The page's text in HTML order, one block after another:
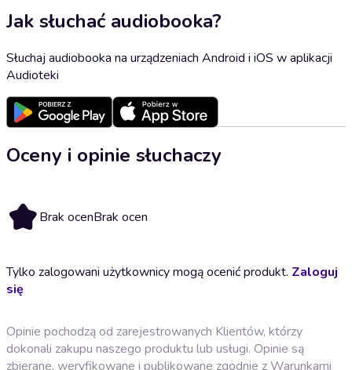
Jak słuchać audiobooka?
Słuchaj audiobooka na urządzeniach Android i iOS w aplikacji
Audioteki
Oceny i opinie słuchaczy
Brak ocenBrak ocen
Tylko zalogowani użytkownicy mogą ocenić produkt. Zaloguj
się
Opinie pochodzą od zarejestrowanych Klientów, którzy
dokonali zakupu naszego produktu lub usługi. Opinie są
zbierane, weryfikowane i publikowane zgodnie zWarunkami